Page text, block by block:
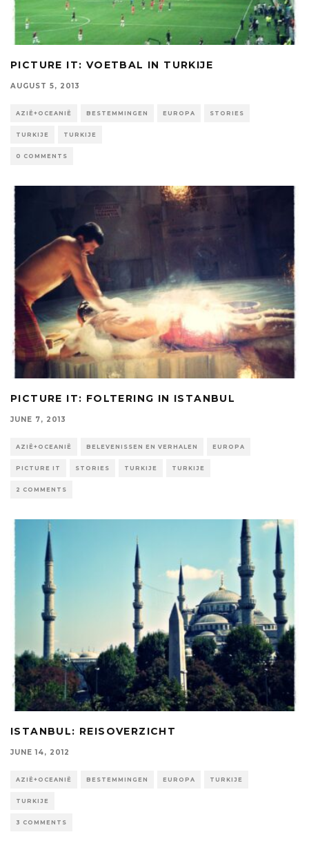
PICTURE IT: VOETBAL IN TURKIJE
AUGUST 5, 2013
AZIË+OCEANIË BESTEMMINGEN EUROPA STORIES
TURKIJE TURKIJE
0 COMMENTS
PICTURE IT: FOLTERING IN ISTANBUL
JUNE 7, 2013
AZIË+OCEANIË BELEVENISSEN EN VERHALEN EUROPA
PICTURE IT STORIES TURKIJE TURKIJE
2 COMMENTS
ISTANBUL: REISOVERZICHT
JUNE 14, 2012
AZIË+OCEANIË BESTEMMINGEN EUROPA TURKIJE
TURKIJE
3 COMMENTS